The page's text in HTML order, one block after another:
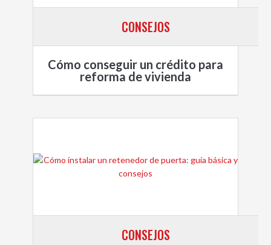
CONSEJOS
Cómo conseguir un crédito para
reforma de vivienda
CONSEJOS